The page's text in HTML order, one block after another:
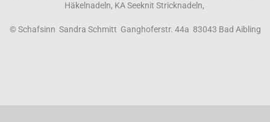
Häkelnadeln, KA Seeknit Stricknadeln,
© Schafsinn Sandra Schmitt Ganghoferstr. 44a 83043 Bad Aibling